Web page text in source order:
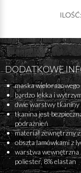
ILOŚĆ:
DODATKOWE
maska
bardzo lekka i
dwie warstwy tkaniny
tkanina jest
podrażnień
materiał zewnętrzny
obszta lamówkami z
warstwa wewnętrzna
poliester, 8% elastan